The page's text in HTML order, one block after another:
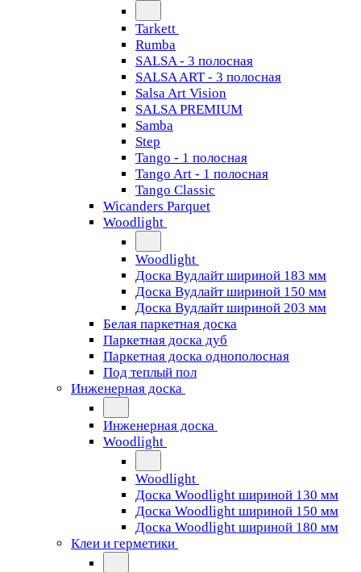
Tarkett
Rumba
SALSA - 3 полосная
SALSA ART - 3 полосная
Salsa Art Vision
SALSA PREMIUM
Samba
Step
Tango - 1 полосная
Tango Art - 1 полосная
Tango Classiс
Wicanders Parquet
Woodlight
Woodlight
Доска Вудлайт шириной 183 мм
Доска Вудлайт шириной 150 мм
Доска Вудлайт шириной 203 мм
Белая паркетная доска
Паркетная доска дуб
Паркетная доска однополосная
Под теплый пол
Инженерная доска
Инженерная доска
Woodlight
Woodlight
Доска Woodlight шириной 130 мм
Доска Woodlight шириной 150 мм
Доска Woodlight шириной 180 мм
Клеи и герметики